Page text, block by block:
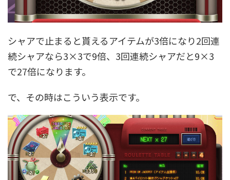
シャアで止まると貰えるアイテムが3倍になり2回連
続シャアなら3×3で9倍、3回連続シャアだと9×3
で27倍になります。
で、その時はこういう表示です。